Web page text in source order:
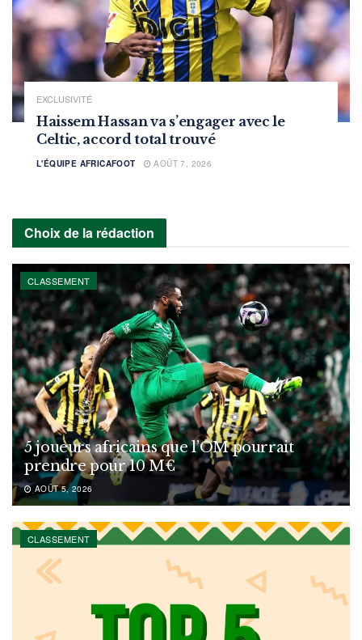
EXCLUSIVITÉ
Haissem Hassan va s’engager avec le
Celtic, accord total trouvé
L'ÉQUIPE AFRICAFOOT AOÛT 7, 2026
Choix de la rédaction
CLASSEMENT
5 joueurs africains que l’OM pourrait
prendre pour 10 M€
AOÛT 5, 2026
CLASSEMENT